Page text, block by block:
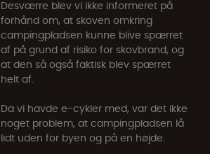
Desværre blev vi ikke informeret på
forhånd om, at skoven omkring
campingpladsen kunne blive spærret
af på grund af risiko for skovbrand, og
at den så også faktisk blev spærret
helt af.
Da vi havde e-cykler med, var det ikke
noget problem, at campingpladsen lå
lidt uden for byen og på en højde.